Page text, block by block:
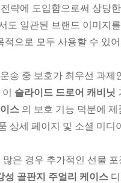
략에 도입함으로써 상당
도 일관된 브랜드 이미지
적으로 모두 사용할 수 있
송 중 보호가 최우선 과제
슬라이드 드로어 캐비닛
스 의 보호 기능 덕분에
상세 페이지 및 소셜 미디
은 경우 추가적인 선물
성 골판지 주얼리 케이스